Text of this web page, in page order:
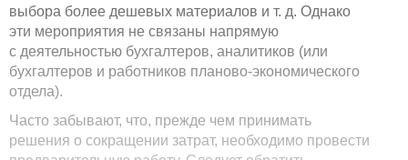
выбора более дешевых материалов и т. д. Однако
эти мероприятия не связаны напрямую
с деятельностью бухгалтеров, аналитиков (или
бухгалтеров и работников планово-экономического
отдела).
Часто забывают, что, прежде чем принимать
решения о сокращении затрат, необходимо провести